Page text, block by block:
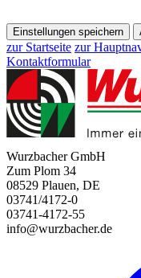
Einstellungen speichern
zur Startseite zur
Kontaktformular
Wurzbacher GmbH
Zum Plom 34
08529 Plauen, DE
03741/4172-0
03741-4172-55
info@wurzbacher.de